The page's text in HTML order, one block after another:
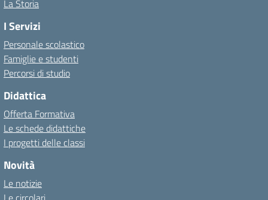
La Storia
I Servizi
Personale scolastico
Famiglie e studenti
Percorsi di studio
Didattica
Offerta Formativa
Le schede didattiche
I progetti delle classi
Novità
Le notizie